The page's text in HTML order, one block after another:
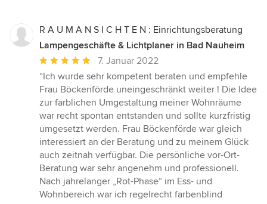
R A U M A N S I C H T E N : Einrichtungsberatung
Lampengeschäfte & Lichtplaner in Bad Nauheim
Durchschnittliche
Bewertung:
5
von
5
Sternen
7. Januar 2022
“Ich wurde sehr kompetent beraten und empfehle
Frau Böckenförde uneingeschränkt weiter ! Die Idee
zur farblichen Umgestaltung meiner Wohnräume
war recht spontan entstanden und sollte kurzfristig
umgesetzt werden. Frau Böckenförde war gleich
interessiert an der Beratung und zu meinem Glück
auch zeitnah verfügbar. Die persönliche vor-Ort-
Beratung war sehr angenehm und professionell.
Nach jahrelanger „Rot-Phase“ im Ess- und
Wohnbereich war ich regelrecht farbenblind